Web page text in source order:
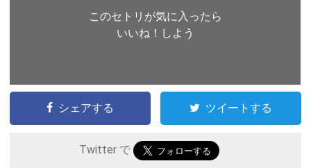
このセトリが気に入ったら
いいね！しよう
シェアする ツイートする
Twitter で